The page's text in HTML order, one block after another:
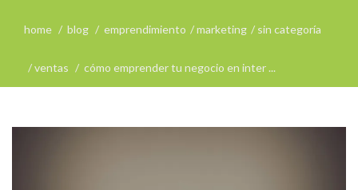
home blog emprendimiento marketing sin categoría
ventas cómo emprender tu negocio en inter ...